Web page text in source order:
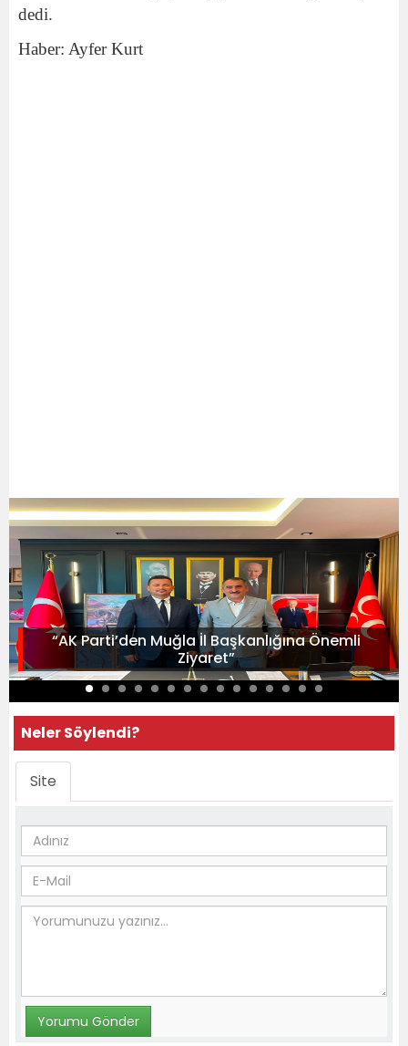
dedi.
Haber: Ayfer Kurt
“AK Parti’den Muğla İl Başkanlığına Önemli
Ziyaret”
Neler Söylendi?
Site